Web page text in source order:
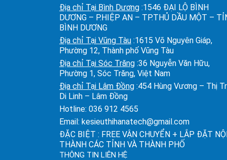
Địa chỉ Tại Bình Dương :1546 ĐẠI LỘ BÌNH
DƯƠNG – P.HIỆP AN – TP.THỦ DẦU MỘT –
BÌNH DƯƠNG
Địa chỉ Tại Vũng Tàu :1615 Võ Nguyên Giáp,
Phường 12, Thành phố Vũng Tàu
Địa chỉ Tại Sóc Trăng :36 Nguyễn Văn Hữu,
Phường 1, Sóc Trăng, Việt Nam
Địa chỉ Tại Lâm Đồng :454 Hùng Vương – Thị
Di Linh – Lâm Đồng
Hotline: 036 912 4565
Email: kesieuthihanatech@gmail.com
ĐẶC BIỆT : FREE VẬN CHUYỂN + LẮP ĐẶT
THÀNH CÁC TỈNH VÀ THÀNH PHỐ
THÔNG TIN LIÊN HỆ